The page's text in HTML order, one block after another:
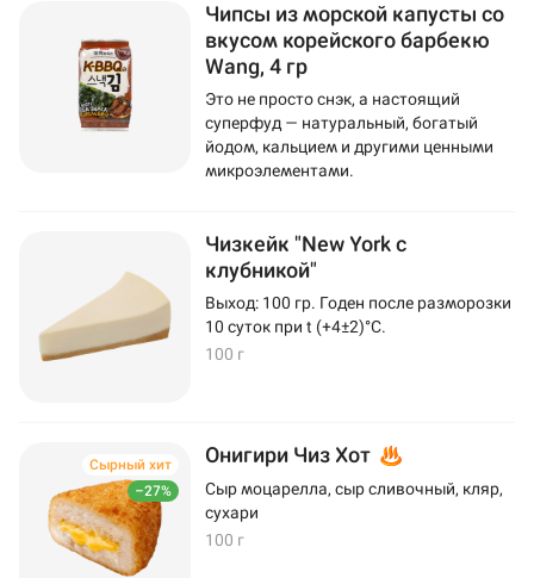
Чипсы из морской капусты со
вкусом корейского барбекю
Wang, 4 гр
Это не просто снэк, а настоящий
суперфуд — натуральный, богатый
йодом, кальцием и другими ценными
микроэлементами.
Чизкейк "New York с
клубникой"
Выход: 100 гр. Годен после разморозки
10 суток при t (+4±2)°C.
100 г
–27%
Сырный хит Онигири Чиз Хот
Сыр моцарелла, сыр сливочный, кляр,
сухари
100 г